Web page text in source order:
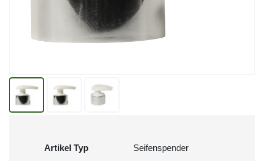
Artikel Typ
Seifenspender